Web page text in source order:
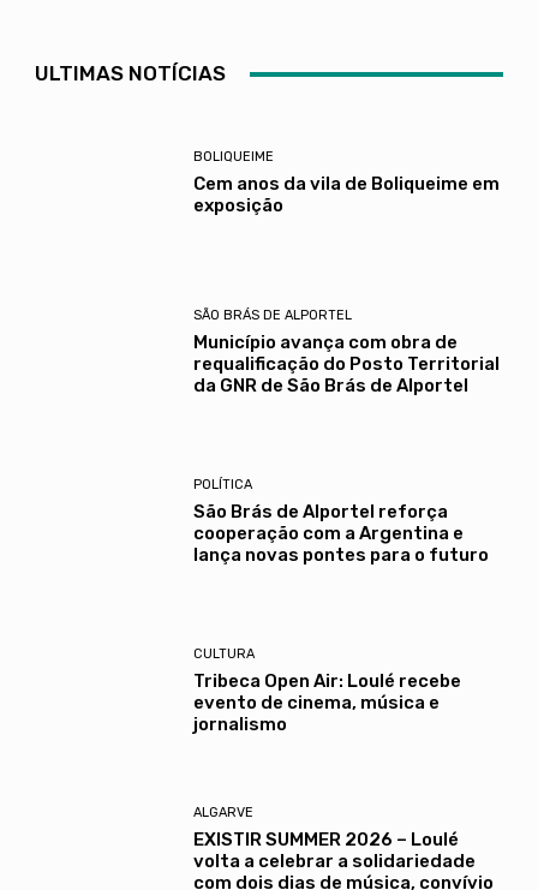
ULTIMAS NOTÍCIAS
BOLIQUEIME
Cem anos da vila de Boliqueime em
exposição
SÃO BRÁS DE ALPORTEL
Município avança com obra de
requalificação do Posto Territorial
da GNR de São Brás de Alportel
POLÍTICA
São Brás de Alportel reforça
cooperação com a Argentina e
lança novas pontes para o futuro
CULTURA
Tribeca Open Air: Loulé recebe
evento de cinema, música e
jornalismo
ALGARVE
EXISTIR SUMMER 2026 – Loulé
volta a celebrar a solidariedade
com dois dias de música, convívio